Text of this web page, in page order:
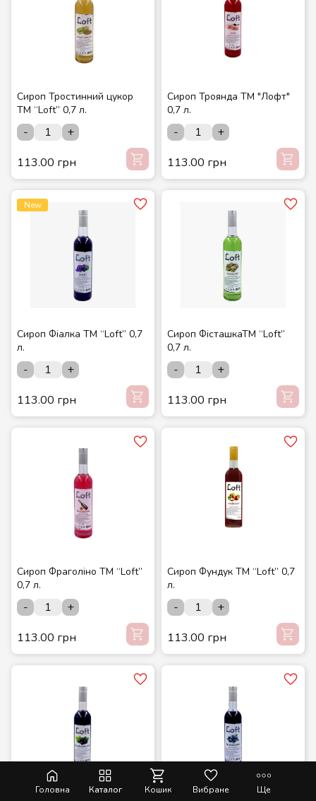
Сироп Тростинний цукор
ТМ “Loft” 0,7 л.
-
+
113.00 грн
Сироп Троянда ТМ "Лофт"
0,7 л.
-
+
113.00 грн
New
Сироп Фіалка ТМ “Loft” 0,7
л.
-
+
113.00 грн
Сироп ФісташкаТМ “Loft”
0,7 л.
-
+
113.00 грн
Сироп Фраголіно ТМ “Loft”
0,7 л.
-
+
113.00 грн
Сироп Фундук ТМ “Loft” 0,7
л.
-
+
113.00 грн
Головна Каталог Кошик Вибране Ще